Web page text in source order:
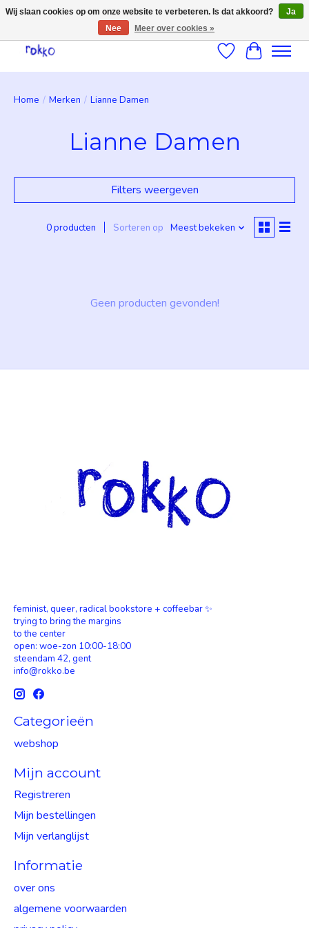
Verlanglijst
Home / Merken / Lianne Damen
Lianne Damen
Filters weergeven
0 producten Sorteren op Meest bekeken
Geen producten gevonden!
feminist, queer, radical bookstore + coffeebar ✨
trying to bring the margins
to the center
open: woe-zon 10:00-18:00
steendam 42, gent
info@rokko.be
Categorieën
webshop
Mijn account
Registreren
Mijn bestellingen
Mijn verlanglijst
Informatie
over ons
algemene voorwaarden
Wij slaan cookies op om onze website te verbeteren. Is dat akkoord?
Ja
Nee
Meer over cookies »